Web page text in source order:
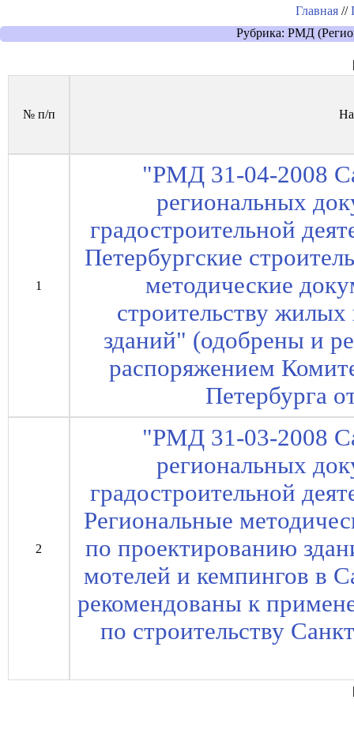
Главная //
Рубрика: РМД
№ п/п
1
"РМД 31-04-2008
региональных
градостроительной
Петербургские
методические
строительству
зданий" (одобрены и
распоряжением
Петербурга
2
"РМД 31-03-2008
региональных
градостроительной
Региональные
по проектированию
мотелей и кемпингов в
рекомендованы к
по строительству